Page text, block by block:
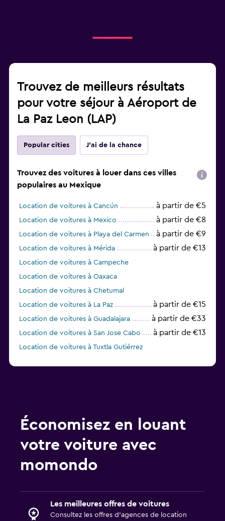
Trouvez de meilleurs résultats
pour votre séjour à Aéroport de
La Paz Leon (LAP)
Popular cities J'ai de la chance
Trouvez des voitures à louer dans ces villes
populaires au Mexique
Location de voitures à Cancún à partir de €5
Location de voitures à Mexico à partir de €8
Location de voitures à Playa del Carmen à partir de €9
Location de voitures à Mérida à partir de €13
Location de voitures à Campeche
Location de voitures à Oaxaca
Location de voitures à Chetumal
Location de voitures à La Paz
à partir de €15
Location de voitures à Guadalajara à partir de €33
Location de voitures à San Jose Cabo à partir de €13
Location de voitures à Tuxtla Gutiérrez
Économisez en louant
votre voiture avec
momondo
Les meilleures offres de voitures
Consultez les offres d’agences de location